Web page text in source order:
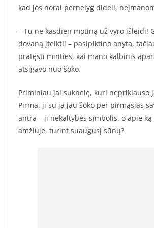
kad jos norai pernelyg dideli,
– Tu ne kasdien motiną už vyro išleidi!
dovaną įteikti! – pasipiktino anyta,
pratęsti minties, kai mano kalbinis
atsigavo nuo šoko.
Priminiau jai suknelę, kuri nepriklauso
Pirma, ji su ja jau šoko per pirmąsias
antra – ji nekaltybės simbolis, o apie
amžiuje, turint suaugusį sūnų?